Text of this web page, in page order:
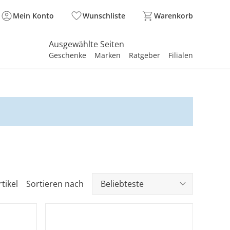
Mein Konto Wunschliste Warenkorb
Ausgewählte Seiten
Geschenke Marken Ratgeber Filialen
Sortieren nach